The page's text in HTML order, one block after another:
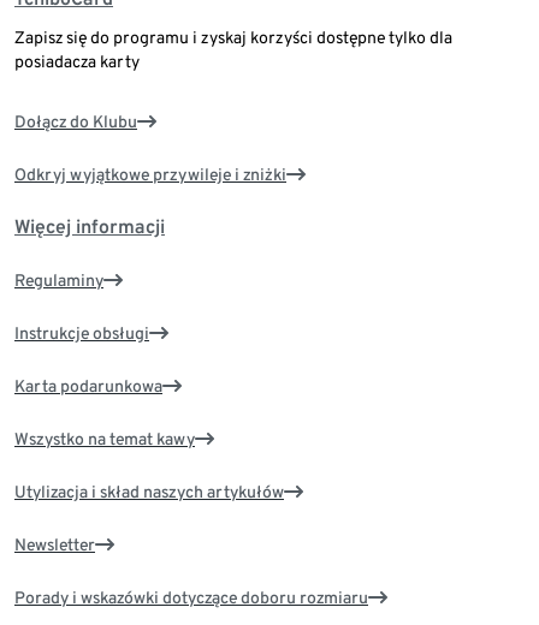
Zapisz się do programu i zyskaj korzyści dostępne tylko dla
posiadacza karty
Dołącz do Klubu
Odkryj wyjątkowe przywileje i zniżki
Więcej informacji
Regulaminy
Instrukcje obsługi
Karta podarunkowa
Wszystko na temat kawy
Utylizacja i skład naszych artykułów
Newsletter
Porady i wskazówki dotyczące doboru rozmiaru